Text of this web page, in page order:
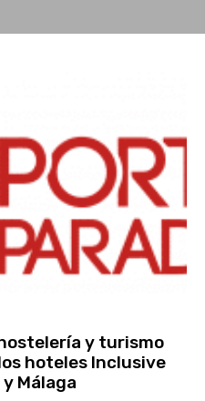
y turismo
hoteles Inclusive
Málaga